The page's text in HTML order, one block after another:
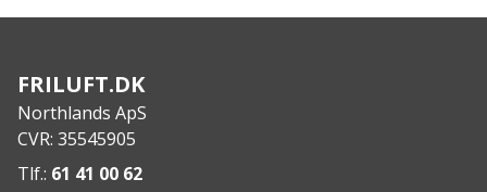
FRILUFT.DK
Northlands ApS
CVR: 35545905
Tlf.: 61 41 00 62